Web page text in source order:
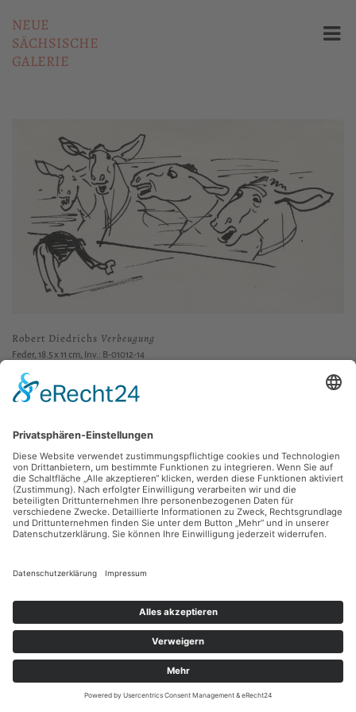
NEUE
SÄCHSISCHE
GALERIE
Robert Diedrichs Verbeugung
Feder, 18.5 x 11 cm, Inv.: B-01012-14
zurück
Bitte schreiben Sie an sammlung@kunsthuette.de
Kontakt
Newsletter
Datenschutz
Facebook
Instagram
Youtube